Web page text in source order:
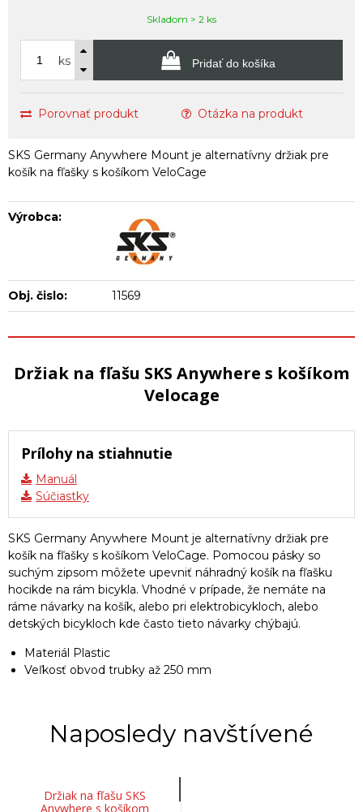
Skladom > 2 ks
ks Pridať do košíka
Porovnať produkt Otázka na produkt
SKS Germany Anywhere Mount je alternatívny držiak pre
košík na fľašky s košíkom VeloCage
Výrobca:
Obj. čislo: 11569
Držiak na fľašu SKS Anywhere s košíkom
Velocage
Prílohy na stiahnutie
Manuál
Súčiastky
SKS Germany Anywhere Mount je alternatívny držiak pre
košík na fľašky s košíkom VeloCage. Pomocou pásky so
suchým zipsom môžete upevniť náhradný košík na fľašku
hocikde na rám bicykla. Vhodné v prípade, že nemáte na
ráme návarky na košík, alebo pri elektrobicykloch, alebo
detských bicykloch kde často tieto návarky chýbajú.
Materiál Plastic
Veľkosť obvod trubky až 250 mm
Naposledy navštívené
Držiak na fľašu SKS
Anywhere s košíkom